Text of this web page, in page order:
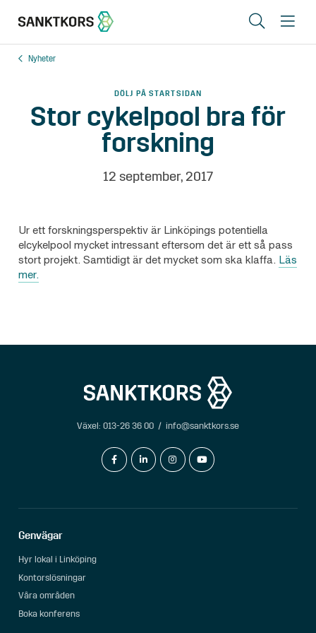
Sök
Områden
Kontakt
Nyheter
DÖLJ PÅ STARTSIDAN
Stor cykelpool bra för
forskning
12 september, 2017
Ur ett forskningsperspektiv är Linköpings potentiella
elcykelpool mycket intressant eftersom det är ett så pass
stort projekt. Samtidigt är det mycket som ska klaffa. Läs
mer.
Växel: 013-26 36 00 / info@sanktkors.se
facebook-flinkedin-ininstagramyoutube
Genvägar
Hyr lokal i Linköping
Kontorslösningar
Våra områden
Boka konferens